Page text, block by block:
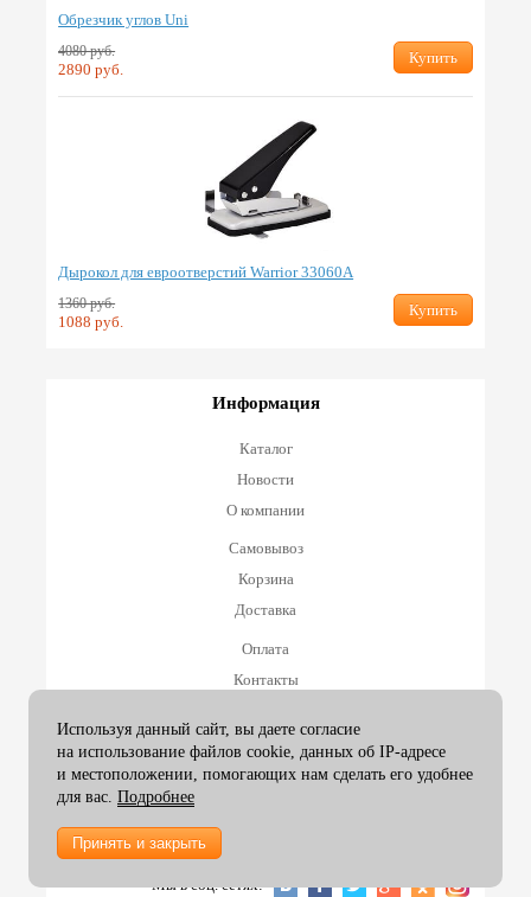
Обрезчик углов Uni
4080 руб.
2890 руб.
Купить
Дырокол для евроотверстий Warrior 33060A
1360 руб.
1088 руб.
Купить
Информация
Каталог
Новости
О компании
Самовывоз
Корзина
Доставка
Оплата
Контакты
Принимаем к оплате
2007-26 ArtexGroup |
Мы в соц. сетях:
Используя данный сайт, вы даете согласие
на использование файлов cookie, данных об IP-адресе
и местоположении, помогающих нам сделать его удобнее
для вас. Подробнее
Принять и закрыть